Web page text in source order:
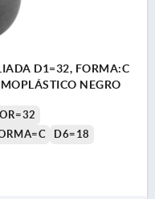
D1=32, FORMA:C
NEGRO
D6=18